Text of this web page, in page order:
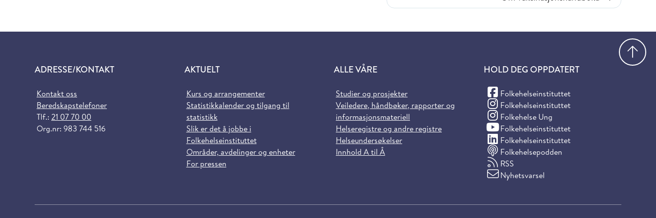
ADRESSE/KONTAKT
Kontakt oss
Beredskapstelefoner
Tlf.: 21 07 70 00
Org.nr: 983 744 516
AKTUELT
Kurs og arrangementer
Statistikkalender og tilgang til
statistikk
Slik er det å jobbe i
Folkehelseinstituttet
Områder, avdelinger og enheter
For pressen
ALLE VÅRE
Studier og prosjekter
Veiledere, håndbøker, rapporter og
informasjonsmateriell
Helseregistre og andre registre
Helseundersøkelser
Innhold A til Å
HOLD DEG OPPDATERT
Folkehelseinstituttet
(Facebook)
Folkehelseinstituttet
(Instagram)
Folkehelse Ung
(Instagram)
Folkehelseinstituttet
(YouTube)
Folkehelseinstituttet
(LinkedIn)
Folkehelsepodden
RSS
Nyhetsvarsel